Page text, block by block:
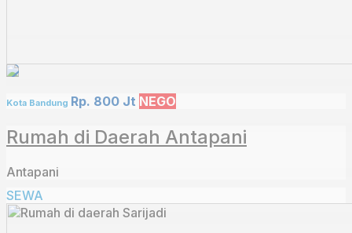
Kota Bandung Rp. 800 Jt NEGO
Rumah di Daerah Antapani
Antapani
SEWA